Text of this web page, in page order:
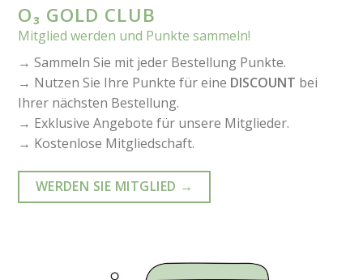
O₃ GOLD CLUB
Mitglied werden und Punkte sammeln!
→ Sammeln Sie mit jeder Bestellung Punkte.
→ Nutzen Sie Ihre Punkte für eine DISCOUNT bei
Ihrer nächsten Bestellung.
→ Exklusive Angebote für unsere Mitglieder.
→ Kostenlose Mitgliedschaft.
WERDEN SIE MITGLIED →